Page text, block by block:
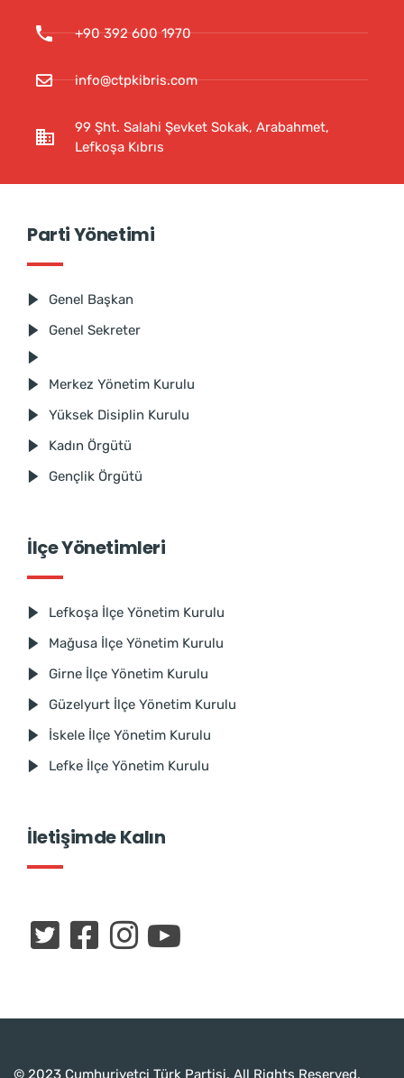
+90 392 600 1970
info@ctpkibris.com
99 Şht. Salahi Şevket Sokak, Arabahmet,
Lefkoşa Kıbrıs
Parti Yönetimi
Genel Başkan
Genel Sekreter
Merkez Yönetim Kurulu
Yüksek Disiplin Kurulu
Kadın Örgütü
Gençlik Örgütü
İlçe Yönetimleri
Lefkoşa İlçe Yönetim Kurulu
Mağusa İlçe Yönetim Kurulu
Girne İlçe Yönetim Kurulu
Güzelyurt İlçe Yönetim Kurulu
İskele İlçe Yönetim Kurulu
Lefke İlçe Yönetim Kurulu
İletişimde Kalın
© 2023 Cumhuriyetçi Türk Partisi. All Rights Reserved.